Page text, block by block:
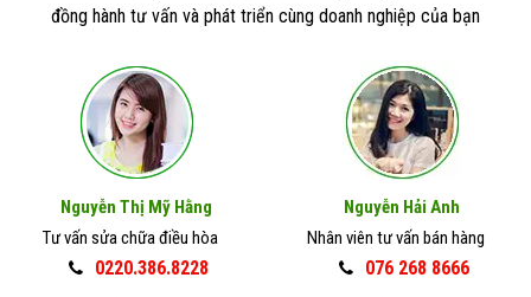
đồng hành tư vấn và phát triển cùng doanh nghiệp của bạn
Nguyễn Thị Mỹ Hằng
Tư vấn sửa chữa điều hòa
0220.386.8228
Nguyễn Hải Anh
Nhân viên tư vấn bán hàng
076 268 8666